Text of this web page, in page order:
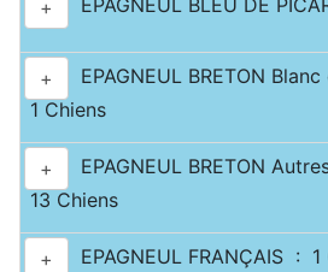
+ EPAGNEUL BLEU DE
+
EPAGNEUL BRETON
1 Chiens
+
EPAGNEUL BRETON
13 Chiens
+ EPAGNEUL FRANÇAIS : 1